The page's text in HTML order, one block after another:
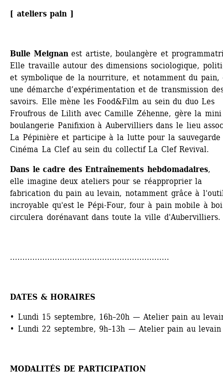
[ ateliers pain ]
Bulle Meignanest artiste, boulangère et
Elle travaille autour des dimensions sociologique,
et symbolique de la nourriture, et notamment du pain,
une démarche d’expérimentation et de transmission
savoirs. Elle mène les Food&Film au sein du duo Les
Froufrous de Lilith avec Camille Zéhenne, gère la mini
boulangerie Panifixion à Aubervilliers dans le lieu
La Pépinière et participe à la lutte pour la sauvegarde
Cinéma La Clef au sein du collectif La Clef Revival.
Dans le cadre des Entraînements hebdomadaires,
elle imagine deux ateliers pour se réapproprier la
fabrication du pain au levain, notamment grâce à
incroyable qu'est le Pépi-Four, four à pain mobile à
circulera dorénavant dans toute la ville
................................................................
DATES & HORAIRES
• Lundi 15 septembre, 16h–20h — Atelier pain au
• Lundi 22 septembre, 9h–13h — Atelier pain au levain
MODALITÉS DE PARTICIPATION